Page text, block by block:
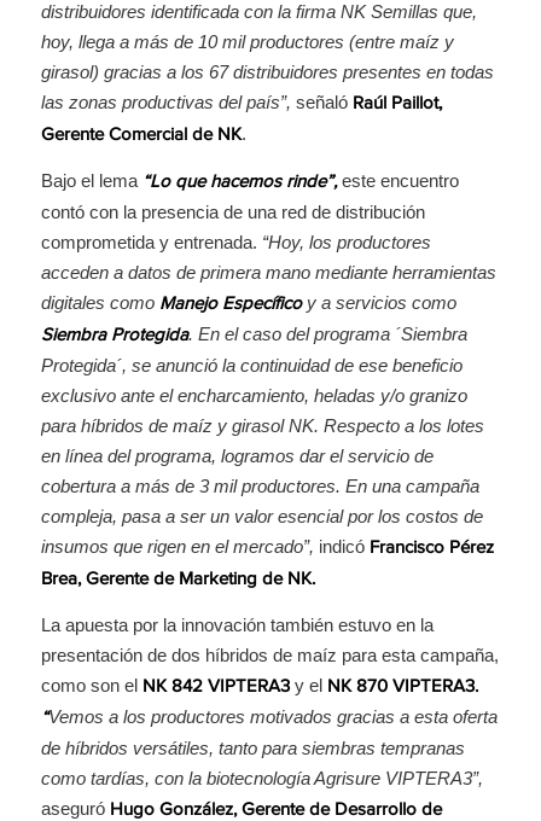
distribuidores identificada con la firma NK Semillas que,
hoy, llega a más de 10 mil productores (entre maíz y
girasol) gracias a los 67 distribuidores presentes en todas
las zonas productivas del país”, señaló Raúl Paillot,
Gerente Comercial de NK.
Bajo el lema “Lo que hacemos rinde”,este encuentro
contó con la presencia de una red de distribución
comprometida y entrenada. “Hoy, los productores
acceden a datos de primera mano mediante herramientas
digitales como Manejo Específicoy a servicios como
Siembra Protegida. En el caso del programa ´Siembra
Protegida´, se anunció la continuidad de ese beneficio
exclusivo ante el encharcamiento, heladas y/o granizo
para híbridos de maíz y girasol NK. Respecto a los lotes
en línea del programa, logramos dar el servicio de
cobertura a más de 3 mil productores. En una campaña
compleja, pasa a ser un valor esencial por los costos de
insumos que rigen en el mercado”, indicó Francisco Pérez
Brea, Gerente de Marketing de NK.
La apuesta por la innovación también estuvo en la
presentación de dos híbridos de maíz para esta campaña,
como son el NK 842 VIPTERA3 y el NK 870 VIPTERA3.
“Vemos a los productores motivados gracias a esta oferta
de híbridos versátiles, tanto para siembras tempranas
como tardías, con la biotecnología Agrisure VIPTERA3”,
aseguró Hugo González, Gerente de Desarrollo de